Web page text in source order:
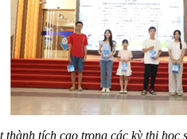
tích cao trong các kỳ thi học